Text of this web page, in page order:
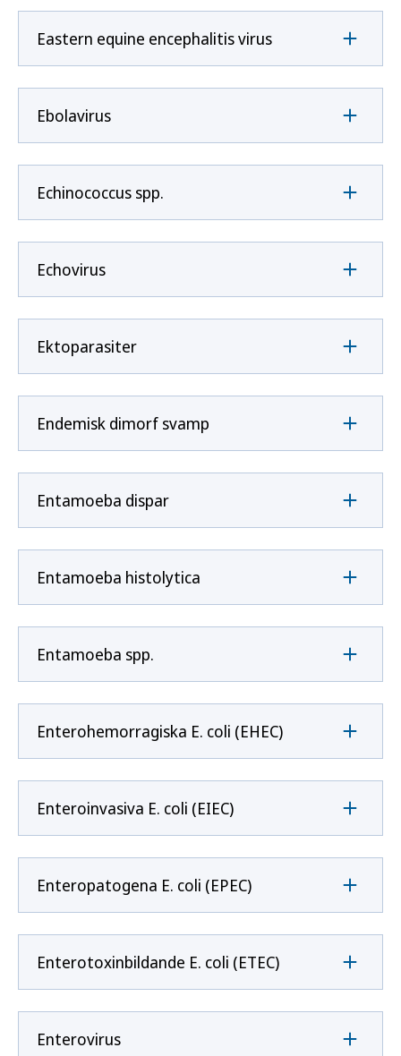
Eastern equine encephalitis virus
Ebolavirus
Echinococcus spp.
Echovirus
Ektoparasiter
Endemisk dimorf svamp
Entamoeba dispar
Entamoeba histolytica
Entamoeba spp.
Enterohemorragiska E. coli (EHEC)
Enteroinvasiva E. coli (EIEC)
Enteropatogena E. coli (EPEC)
Enterotoxinbildande E. coli (ETEC)
Enterovirus